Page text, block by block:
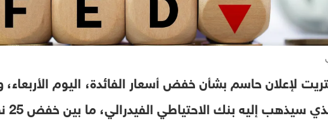
لإعلان حاسم بشأن خفض أسعار الفائدة، اليوم
إليه بنك الاحتياطي الفيدرالي، ما بين خفض 25 نقطة أو خفض أكبر بـ 50 نقطة.